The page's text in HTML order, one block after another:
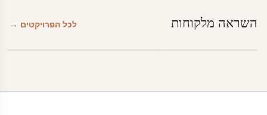
השראה מלקוחות לכל הפרויקטים →